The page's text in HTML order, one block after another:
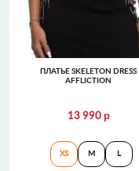
ПЛАТЬЕ SKELETON DRESS
AFFLICTION
13 990 р
Платье
XS M L